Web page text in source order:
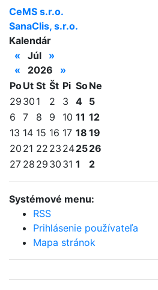
Kalendár
«
Júl
»
«
2026
»
PoUt St Št Pi SoNe
29 30 1 2 3 4 5
6
7 8 9 10 11 12
13 14 15 16 17 18 19
20 21 22 23 242526
27 28 29 30 31 1 2
Systémové menu:
RSS
Prihlásenie používateľa
Mapa stránok
CeMS s.r.o.
SanaClis, s.r.o.